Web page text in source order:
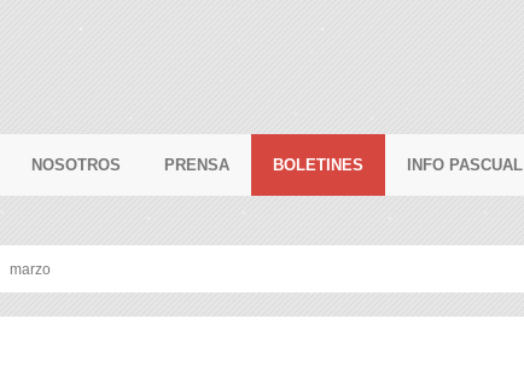
NOSOTROS PRENSA BOLETINES INFO PASCUAL
marzo